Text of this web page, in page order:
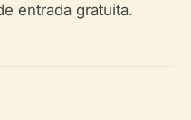
entrada gratuita.